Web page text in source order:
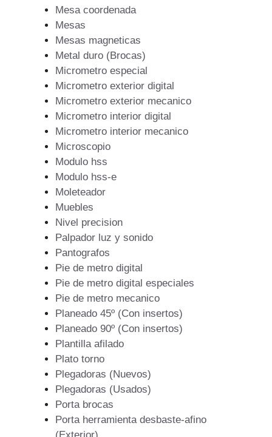
Mesa coordenada
Mesas
Mesas magneticas
Metal duro (Brocas)
Micrometro especial
Micrometro exterior digital
Micrometro exterior mecanico
Micrometro interior digital
Micrometro interior mecanico
Microscopio
Modulo hss
Modulo hss-e
Moleteador
Muebles
Nivel precision
Palpador luz y sonido
Pantografos
Pie de metro digital
Pie de metro digital especiales
Pie de metro mecanico
Planeado 45º (Con insertos)
Planeado 90º (Con insertos)
Plantilla afilado
Plato torno
Plegadoras (Nuevos)
Plegadoras (Usados)
Porta brocas
Porta herramienta desbaste-afino